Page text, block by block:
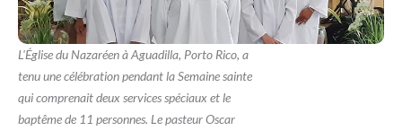
L'Église du Nazaréen à Aguadilla, Porto Rico, a
tenu une célébration pendant la Semaine sainte
qui comprenait deux services spéciaux et le
baptême de 11 personnes. Le pasteur Oscar